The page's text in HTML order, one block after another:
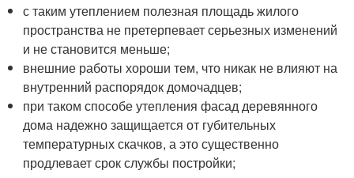
с таким утеплением полезная площадь жилого
пространства не претерпевает серьезных изменений
и не становится меньше;
внешние работы хороши тем, что никак не влияют на
внутренний распорядок домочадцев;
при таком способе утепления фасад деревянного
дома надежно защищается от губительных
температурных скачков, а это существенно
продлевает срок службы постройки;